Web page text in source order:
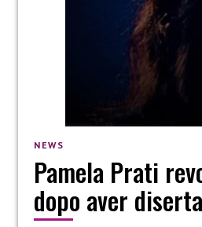
NEWS
Pamela Prati
dopo aver